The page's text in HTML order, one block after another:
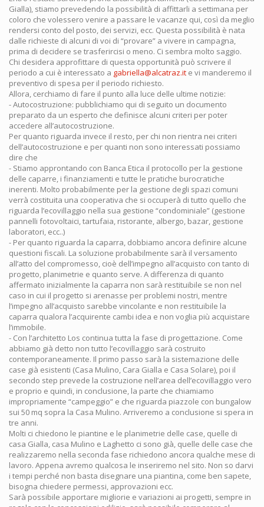
Gialla), stiamo prevedendo la possibilità di affittarli a settimana per
coloro che volessero venire a passare le vacanze qui, così da meglio
rendersi conto del posto, dei servizi, ecc. Questa possibilità è nata
dalle richieste di alcuni di voi di “provare” a vivere in campagna,
prima di decidere se trasferircisi o meno. Ci sembra molto saggio.
Chi desidera approfittare di questa opportunità può scrivere il
periodo a cui è interessato a gabriella@alcatraz.it e vi manderemo il
preventivo di spesa per il periodo richiesto.
Allora, cerchiamo di fare il punto alla luce delle ultime notizie:
- Autocostruzione: pubblichiamo qui di seguito un documento
preparato da un esperto che definisce alcuni criteri per poter
accedere all’autocostruzione.
Per quanto riguarda invece il resto, per chi non rientra nei criteri
dell’autocostruzione e per quanti non sono interessati possiamo
dire che
- Stiamo approntando con Banca Etica il protocollo per la gestione
delle caparre, i finanziamenti e tutte le pratiche burocratiche
inerenti. Molto probabilmente per la gestione degli spazi comuni
verrà costituita una cooperativa che si occuperà di tutto quello che
riguarda l’ecovillaggio nella sua gestione “condominiale” (gestione
pannelli fotovoltaici, tartufaia, ristorante, albergo, bazar, gestione
laboratori, ecc..)
- Per quanto riguarda la caparra, dobbiamo ancora definire alcune
questioni fiscali. La soluzione probabilmente sarà il versamento
all’atto del compromesso, cioè dell’impegno all’acquisto con tanto di
progetto, planimetrie e quanto serve. A differenza di quanto
affermato inizialmente la caparra non sarà restituibile se non nel
caso in cui il progetto si arenasse per problemi nostri, mentre
l’impegno all’acquisto sarebbe vincolante e non restituibile la
caparra qualora l’acquirente cambi idea e non voglia più acquistare
l’immobile.
- Con l’architetto Los continua tutta la fase di progettazione. Come
abbiamo già detto non tutto l’ecovillaggio sarà costruito
contemporaneamente. Il primo passo sarà la sistemazione delle
case già esistenti (Casa Mulino, Cara Gialla e Casa Solare), poi il
secondo step prevede la costruzione nell’area dell’ecovillaggio vero
e proprio e quindi, in conclusione, la parte che chiamiamo
impropriamente “campeggio” e che riguarda piazzole con bungalow
sui 50 mq sopra la Casa Mulino. Arriveremo a conclusione si spera in
tre anni.
Molti ci chiedono le piantine e le planimetrie delle case, quelle di
casa Gialla, casa Mulino e Laghetto ci sono già, quelle delle case che
realizzaremo nella seconda fase richiedono ancora qualche mese di
lavoro. Appena avremo qualcosa le inseriremo nel sito. Non so darvi
i tempi perché non basta disegnare una piantina, come ben sapete,
bisogna chiedere permessi, approvazioni ecc.
Sarà possibile apportare migliorie e variazioni ai progetti, sempre in